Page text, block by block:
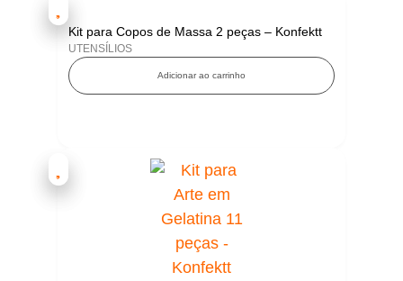
Kit para Copos de Massa 2 peças – Konfektt
UTENSÍLIOS
Adicionar ao carrinho